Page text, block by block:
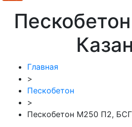
Главная
>
Пескобетон
>
Пескобетон М250 П2,